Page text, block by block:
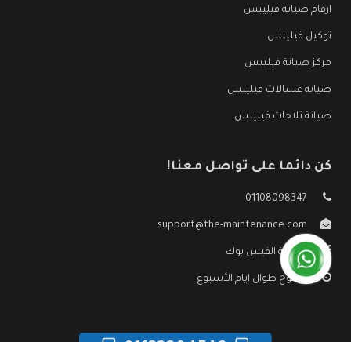
ارقام صيانة فيليبس
توكيل فيليبس
مركز صيانة فيليبس
صيانة غسالات فيليبس
صيانة ثلاجات فيليبس
كن دائما على تواصل معنا!
01108098347
support@the-maintenance.com
صفحة الفيس بوك
مفتوح طوال ايام الأسبوع